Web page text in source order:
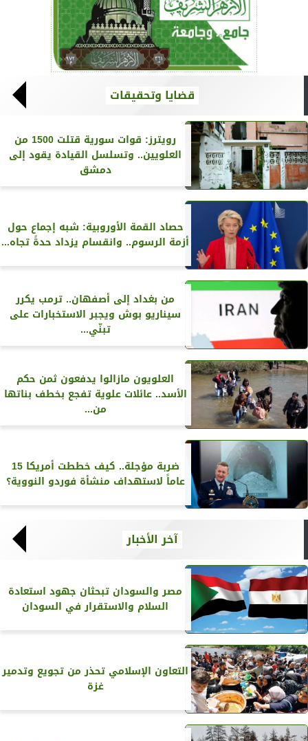
قضايا وتحقيقات
رويترز‏: قوات سورية قتلت 1500 من
العلويين.. وتسلسل القيادة يقود إلى
دمشق
حصاد القمة الأوروبية: شبه إجماع حول
أزمة الرسوم.. وانقسام يزداد حدةً تجاه...
من بغداد إلى أصفهان.. ترمب يكرر
سيناريو بوش ويجبر الاستخبارات على
تبنّي...
العلويون مازالوا يدفعون ثمن حكم
الأسد.. عائلات علوية تفجع بخطف بناتها
من...
ضربة مؤجلة.. كيف خططت أمريكا 15
عاماً لاستهداف منشأة فوردو النووية؟
آخر الأخبار
مصر والسودان تبحثان جهود استعادة
السلام والاستقرار في السودان
التعاون الإسلامي تحذر من تجويع وتدمير
غزة